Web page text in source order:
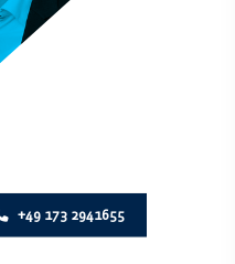
+49 173 2941655